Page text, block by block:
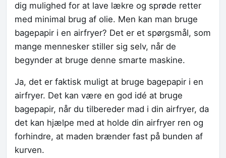
dig mulighed for at lave lækre og sprøde retter
med minimal brug af olie. Men kan man bruge
bagepapir i en airfryer? Det er et spørgsmål, som
mange mennesker stiller sig selv, når de
begynder at bruge denne smarte maskine.
Ja, det er faktisk muligt at bruge bagepapir i en
airfryer. Det kan være en god idé at bruge
bagepapir, når du tilbereder mad i din airfryer, da
det kan hjælpe med at holde din airfryer ren og
forhindre, at maden brænder fast på bunden af
kurven.